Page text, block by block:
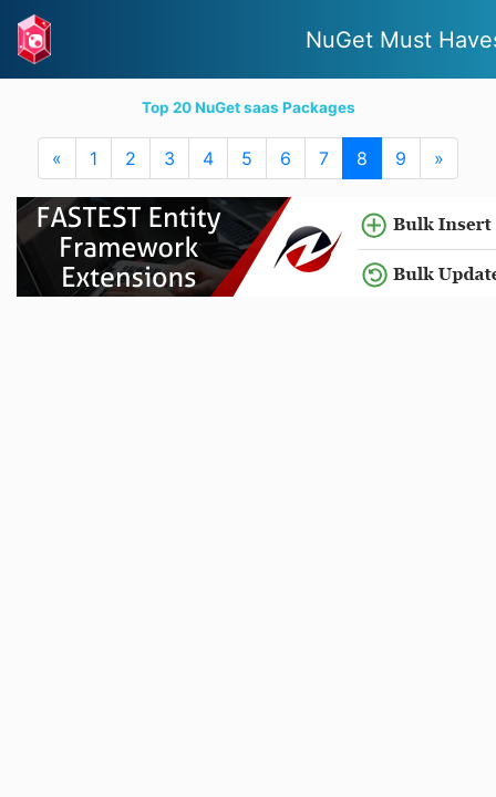
NuGet Must
Top 20 NuGet saas Packages
« 1 2 3 4 5 6 7 8 9 »